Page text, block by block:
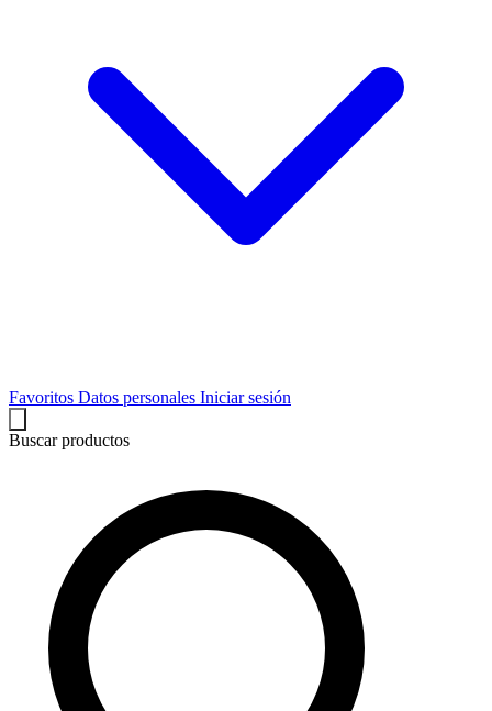
Favoritos Datos personales Iniciar sesión
Buscar productos